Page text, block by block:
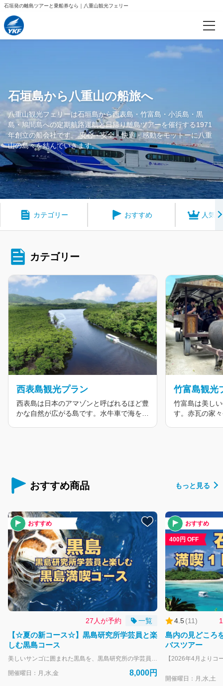
石垣発の離島ツアーと乗船券なら｜八重山観光フェリー
竹富島観光プラン
小浜島観光プラン
黒島観光プラン
石垣島観光プラン
Eチケット（乗船券のみ）
周遊券
石垣島絶景バスツアー
【竹富】乗船券＋水牛車観光・レンタサイクル・バス観光
【世界自然遺産 西表島 と 水牛車で渡る 由布島】
【西表島】乗船券＋アクティビティ
【小浜・黒島】乗船券＋レンタサイクル・バス
離島乗船券・周遊券
人気ランキング
ご案内
【運賃・注意点・便利サービス】石垣島発離島フェリー乗りこなしガイド
八重山観光フェリー公式サイト
ログイン/予約確認
石垣島から八重山の船旅へ
八重山観光フェリーは石垣島から西表島・竹富島・小浜島・黒
島・鳩間島への定期航路運航と日帰り離島ツアーを催行する1971
年創立の船会社です。 安心・安全・快適・感動をモットーに八重
山の島々を結んでいきます。
カテゴリー おすすめ 人気
カテゴリー
西表島観光プラン
西表島は日本のアマゾンと呼ばれるほど豊
かな自然が広がる島です。水牛車で海を渡
竹富島観光
竹富島は美し
す。赤瓦の家
おすすめ商品 もっと見る
おすすめ
27人が予約 一覧
【☆夏の新コース☆】黒島研究所学芸員と楽
しむ黒島コース
美しいサンゴに囲まれた黒島を、黒島研究所の学芸員が専用車にてご案内！ 主にウミガメなどの海洋生物の調査・研究を行っている「黒島研究所」には常設の展示室が。 黒島の歴史的資料や民具、黒島周辺に生息している生物のはく製をご覧いただけます。 ミニ水族館もあり、ウミガメとのふれあい体験もできます！ 「何もない」がある島、のどかな黒島を満喫できる半日コースです。 【設定日】 7月 27・31 8月 3・5・10・12・14・17・19・24・26・28・31 ※最少催行人数2名以上 大人-中学生以上 小人-小学生 幼児-未就学児 幼児のお子様は大人1名につき1名膝上扱いで無料となります。 大人の人数より多い場合やお席が必要な場合は子供運賃にてお申し込みください。
開催曜日：月,水,金 8,000円
おすすめ
400円 OFF
4.5(11)
島内の見どころ
バスツアー
開催曜日：月,水,土